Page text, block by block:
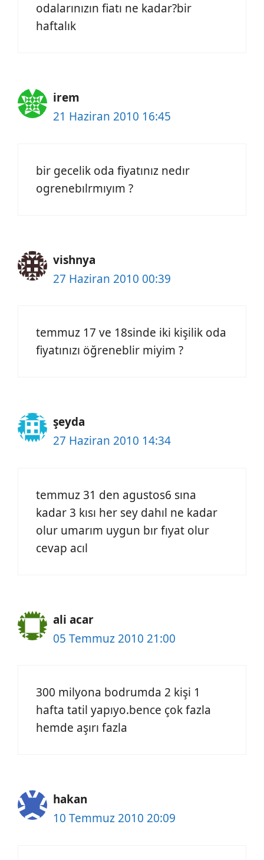
odalarınızın fiatı ne kadar?bir
haftalık
irem
21 Haziran 2010 16:45
bir gecelik oda fiyatınız nedır
ogrenebılrmıyım ?
vishnya
27 Haziran 2010 00:39
temmuz 17 ve 18sinde iki kişilik oda
fiyatınızı öğreneblir miyim ?
şeyda
27 Haziran 2010 14:34
temmuz 31 den agustos6 sına
kadar 3 kısı her sey dahıl ne kadar
olur umarım uygun bır fıyat olur
cevap acıl
ali acar
05 Temmuz 2010 21:00
300 milyona bodrumda 2 kişi 1
hafta tatil yapıyo.bence çok fazla
hemde aşırı fazla
hakan
10 Temmuz 2010 20:09